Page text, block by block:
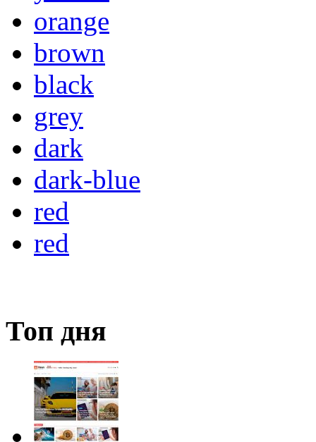
orange
brown
black
grey
dark
dark-blue
red
red
Топ дня